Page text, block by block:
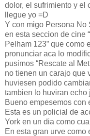
dolor, el sufrimiento y el
llegue yo =D
Y con migo Persona No
en esta seccion de cine
Pelham 123” que como
pronunciar aca lo
pusimos “Rescate al
no tienen un carajo que
huviesen podido
tambien lo huviran echo
Bueno empesemos con
Esta es un policial de
York en un dia como
En esta gran urve como